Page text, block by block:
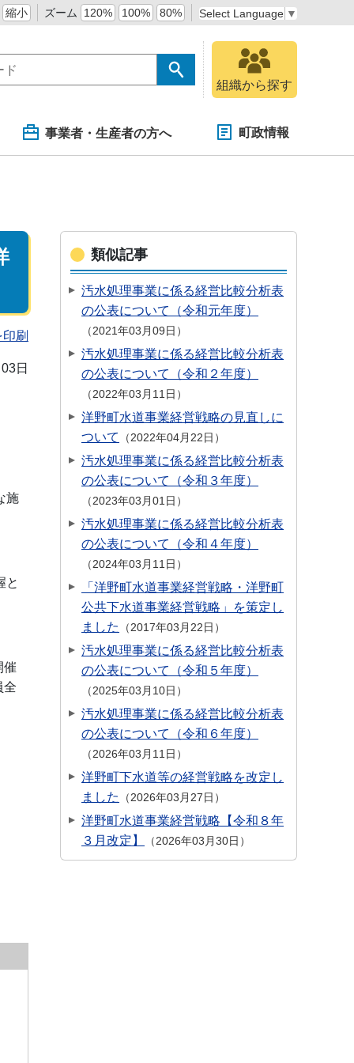
縮小 ズーム 120% 100% 80% Select Language ▼
組織から探す
事業者・生産者の方へ 町政情報
刷
日
施
と
催
全
類似記事
汚水処理事業に係る経営比較分析表
の公表について（令和元年度）
2021年03月09日
汚水処理事業に係る経営比較分析表
の公表について（令和２年度）
2022年03月11日
洋野町水道事業経営戦略の見直しに
ついて
2022年04月22日
汚水処理事業に係る経営比較分析表
の公表について（令和３年度）
2023年03月01日
汚水処理事業に係る経営比較分析表
の公表について（令和４年度）
2024年03月11日
「洋野町水道事業経営戦略・洋野町
公共下水道事業経営戦略」を策定し
ました
2017年03月22日
汚水処理事業に係る経営比較分析表
の公表について（令和５年度）
2025年03月10日
汚水処理事業に係る経営比較分析表
の公表について（令和６年度）
2026年03月11日
洋野町下水道等の経営戦略を改定し
ました
2026年03月27日
洋野町水道事業経営戦略【令和８年
３月改定】
2026年03月30日